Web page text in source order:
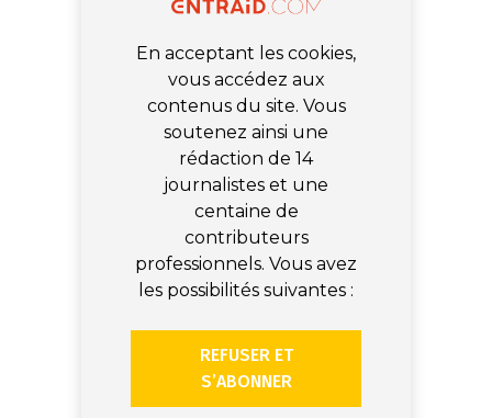
En acceptant les cookies,
vous accédez aux
contenus du site. Vous
soutenez ainsi une
rédaction de 14
journalistes et une
centaine de
contributeurs
professionnels. Vous avez
les possibilités suivantes :
REFUSER ET
S’ABONNER